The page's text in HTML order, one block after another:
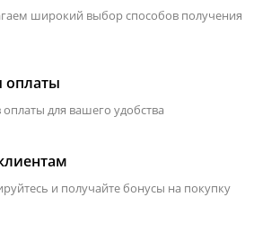
широкий выбор способов получения
оплаты
оплаты для вашего удобства
и получайте бонусы на покупку